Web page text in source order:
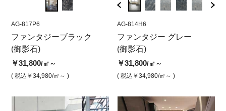
AG-817P6
ファンタジーブラック
(御影石)
￥31,800/㎡～
( 税込￥34,980/㎡～ )
AG-817P6
ファンタジーブラック フ
ァーストチョイス(本磨き)
￥31,800/㎡
( 税込￥34,980/㎡ )
AG-814P36
ファンタジーグレー 本磨
き 298x600【受注品】
￥36,800 /㎡
( 税込￥40,480 /㎡ )
AG-814H6
ファンタジー グレー
(御影石)
￥31,800/㎡～
( 税込￥34,980/㎡～ )